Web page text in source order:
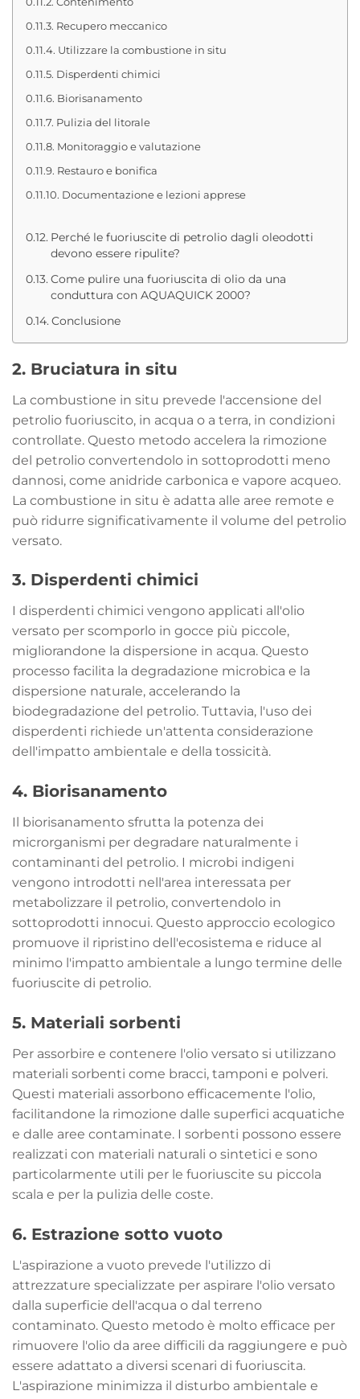
Recupero meccanico
Utilizzare la combustione in situ
Disperdenti chimici
Biorisanamento
Pulizia del litorale
Monitoraggio e valutazione
Restauro e bonifica
Documentazione e lezioni apprese
Perché le fuoriuscite di petrolio dagli oleodotti
devono essere ripulite?
Come pulire una fuoriuscita di olio da una
conduttura con AQUAQUICK 2000?
Conclusione
2. Bruciatura in situ
La combustione in situ prevede l'accensione del
petrolio fuoriuscito, in acqua o a terra, in condizioni
controllate. Questo metodo accelera la rimozione
del petrolio convertendolo in sottoprodotti meno
dannosi, come anidride carbonica e vapore acqueo.
La combustione in situ è adatta alle aree remote e
può ridurre significativamente il volume del petrolio
versato.
3. Disperdenti chimici
I disperdenti chimici vengono applicati all'olio
versato per scomporlo in gocce più piccole,
migliorandone la dispersione in acqua. Questo
processo facilita la degradazione microbica e la
dispersione naturale, accelerando la
biodegradazione del petrolio. Tuttavia, l'uso dei
disperdenti richiede un'attenta considerazione
dell'impatto ambientale e della tossicità.
4. Biorisanamento
Il biorisanamento sfrutta la potenza dei
microrganismi per degradare naturalmente i
contaminanti del petrolio. I microbi indigeni
vengono introdotti nell'area interessata per
metabolizzare il petrolio, convertendolo in
sottoprodotti innocui. Questo approccio ecologico
promuove il ripristino dell'ecosistema e riduce al
minimo l'impatto ambientale a lungo termine delle
fuoriuscite di petrolio.
5. Materiali sorbenti
Per assorbire e contenere l'olio versato si utilizzano
materiali sorbenti come bracci, tamponi e polveri.
Questi materiali assorbono efficacemente l'olio,
facilitandone la rimozione dalle superfici acquatiche
e dalle aree contaminate. I sorbenti possono essere
realizzati con materiali naturali o sintetici e sono
particolarmente utili per le fuoriuscite su piccola
scala e per la pulizia delle coste.
6. Estrazione sotto vuoto
L'aspirazione a vuoto prevede l'utilizzo di
attrezzature specializzate per aspirare l'olio versato
dalla superficie dell'acqua o dal terreno
contaminato. Questo metodo è molto efficace per
rimuovere l'olio da aree difficili da raggiungere e può
essere adattato a diversi scenari di fuoriuscita.
L'aspirazione minimizza il disturbo ambientale e